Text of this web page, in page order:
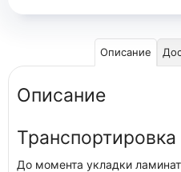
Описание
Описание
До момента укладки